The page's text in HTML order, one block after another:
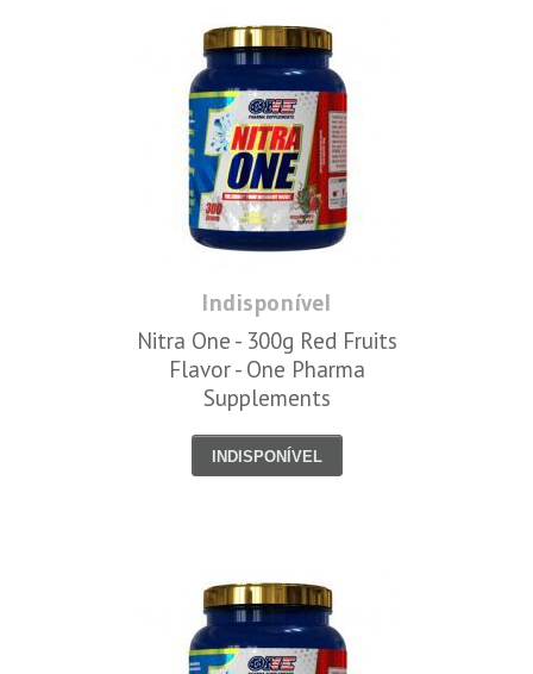
Indisponível
Nitra One - 300g Red Fruits
Flavor - One Pharma
Supplements
INDISPONÍVEL